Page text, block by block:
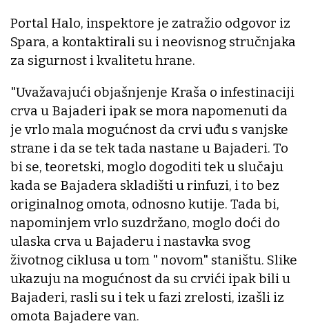
Portal Halo, inspektore je zatražio odgovor iz
Spara, a kontaktirali su i neovisnog stručnjaka
za sigurnost i kvalitetu hrane.
"Uvažavajući objašnjenje Kraša o infestinaciji
crva u Bajaderi ipak se mora napomenuti da
je vrlo mala mogućnost da crvi uđu s vanjske
strane i da se tek tada nastane u Bajaderi. To
bi se, teoretski, moglo dogoditi tek u slučaju
kada se Bajadera skladišti u rinfuzi, i to bez
originalnog omota, odnosno kutije. Tada bi,
napominjem vrlo suzdržano, moglo doći do
ulaska crva u Bajaderu i nastavka svog
životnog ciklusa u tom " novom" staništu. Slike
ukazuju na mogućnost da su crvići ipak bili u
Bajaderi, rasli su i tek u fazi zrelosti, izašli iz
omota Bajadere van.